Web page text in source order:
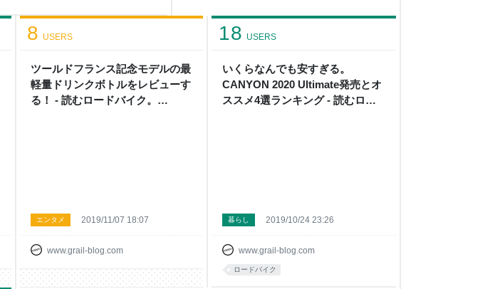
ツールドフランス記念モデルの最
軽量ドリンクボトルをレビューす
る！ - 読むロードバイク。
8 USERS
www.grail-blog.com
エンタメ 2019/11/07 18:07
いくらなんでも安すぎる。
CANYON 2020 Ultimate発売とオ
ススメ4選ランキング - 読むロー
18 USERS
www.grail-blog.com
暮らし 2019/10/24 23:26
ロードバイク